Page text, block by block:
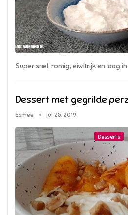
Super snel, romig, eiwitrijk en laag
Dessert met gegrilde
Esmee jul 25, 2019
Desserts